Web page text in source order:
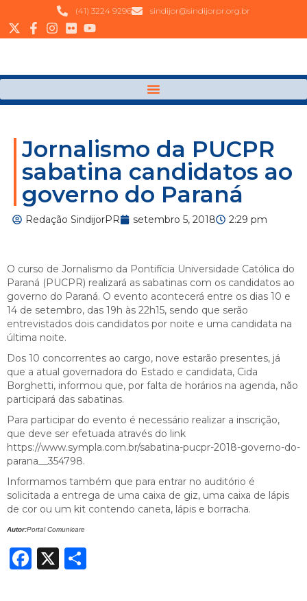
(41) 3224 9296 sindijor@sindijorpr.org.br
Jornalismo da PUCPR
sabatina candidatos ao
governo do Paraná
Redação SindijorPR setembro 5, 2018 2:29 pm
O curso de Jornalismo da Pontifícia Universidade Católica do
Paraná (PUCPR) realizará as sabatinas com os candidatos ao
governo do Paraná. O evento acontecerá entre os dias 10 e
14 de setembro, das 19h às 22h15, sendo que serão
entrevistados dois candidatos por noite e uma candidata na
última noite.
Dos 10 concorrentes ao cargo, nove estarão presentes, já
que a atual governadora do Estado e candidata, Cida
Borghetti, informou que, por falta de horários na agenda, não
participará das sabatinas.
Para participar do evento é necessário realizar a inscrição,
que deve ser efetuada através do link
https://www.sympla.com.br/sabatina-pucpr-2018-governo-do-
parana__354798.
Informamos também que para entrar no auditório é
solicitada a entrega de uma caixa de giz, uma caixa de lápis
de cor ou um kit contendo caneta, lápis e borracha.
Autor:Portal Comunicare
Facebook
X